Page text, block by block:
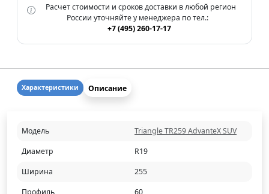
Расчет стоимости и сроков доставки в любой регион
России уточняйте у менеджера по тел.:
+7 (495) 260-17-17
Характеристики Описание
Модель
Triangle TR259 AdvanteX SUV
Диаметр
R19
Ширина
255
Профиль
60